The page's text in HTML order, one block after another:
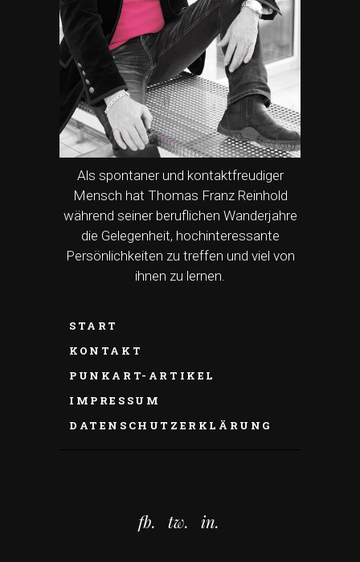
Als spontaner und kontaktfreudiger
Mensch hat Thomas Franz Reinhold
während seiner beruflichen Wanderjahre
die Gelegenheit, hochinteressante
Persönlichkeiten zu treffen und viel von
ihnen zu lernen.
START
KONTAKT
PUNKART-ARTIKEL
IMPRESSUM
DATENSCHUTZERKLÄRUNG
fb. tw. in.